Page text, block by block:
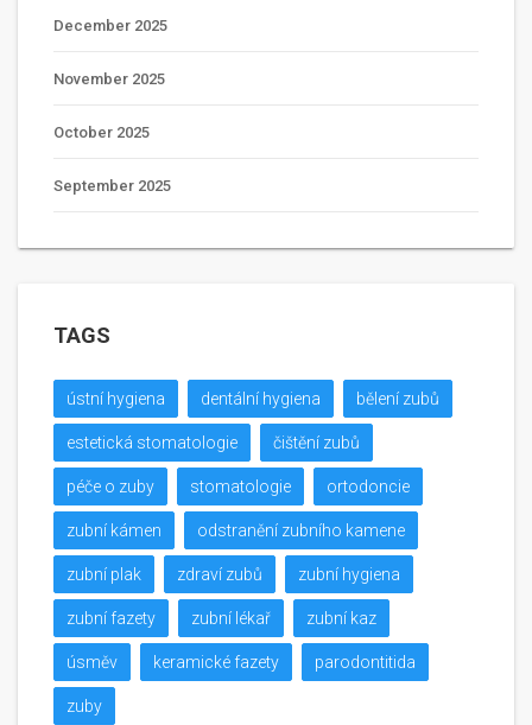
December 2025
November 2025
October 2025
September 2025
TAGS
ústní hygiena dentální hygiena bělení zubů
estetická stomatologie čištění zubů
péče o zuby stomatologie ortodoncie
zubní kámen odstranění zubního kamene
zubní plak zdraví zubů zubní hygiena
zubní fazety zubní lékař zubní kaz
úsměv keramické fazety parodontitida
zuby